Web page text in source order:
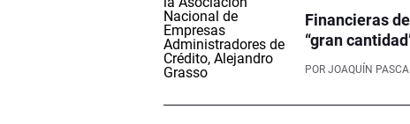
Financieras
“gran
POR JOAQUÍN PASCAL